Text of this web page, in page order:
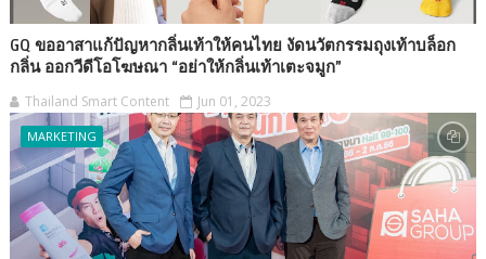
GQ ขออาสาแก้ปัญหากลิ่นเท้าให้คนไทย งัดนวัตกรรมถุงเท้าบล็อก
กลิ่น ออกวีดีโอโฆษณา “อย่าให้กลิ่นเท้าเตะจมูก”
Thailand Smart Content Jun 01, 2023
MARKETING